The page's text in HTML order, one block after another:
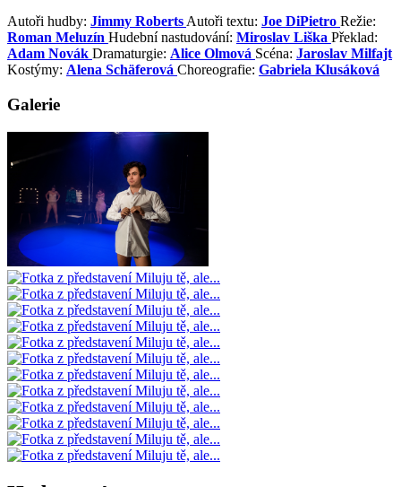
Autoři hudby: Jimmy Roberts Autoři textu: Joe DiPietro Režie:
Roman Meluzín Hudební nastudování: Miroslav Liška Překlad:
Adam Novák Dramaturgie: Alice Olmová Scéna: Jaroslav Milfajt
Kostýmy: Alena Schäferová Choreografie: Gabriela Klusáková
Galerie